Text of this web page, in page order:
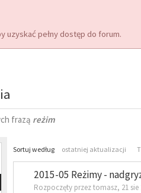
uzyskać pełny dostęp do forum.
frazą reżim
Sortuj według ostatniej aktualizacji
2015-05 Reżimy -
Rozpoczęty przez tomasz, 21 sie